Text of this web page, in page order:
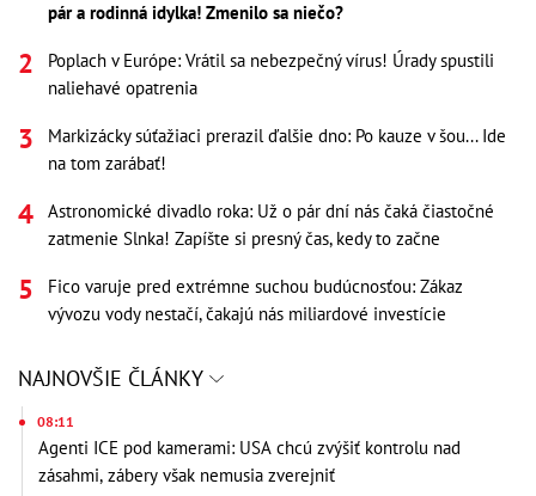
pár a rodinná idylka! Zmenilo sa niečo?
Poplach v Európe: Vrátil sa nebezpečný vírus! Úrady spustili
naliehavé opatrenia
Markizácky súťažiaci prerazil ďalšie dno: Po kauze v šou... Ide
na tom zarábať!
Astronomické divadlo roka: Už o pár dní nás čaká čiastočné
zatmenie Slnka! Zapíšte si presný čas, kedy to začne
Fico varuje pred extrémne suchou budúcnosťou: Zákaz
vývozu vody nestačí, čakajú nás miliardové investície
NAJNOVŠIE ČLÁNKY
08:11
Agenti ICE pod kamerami: USA chcú zvýšiť kontrolu nad
zásahmi, zábery však nemusia zverejniť